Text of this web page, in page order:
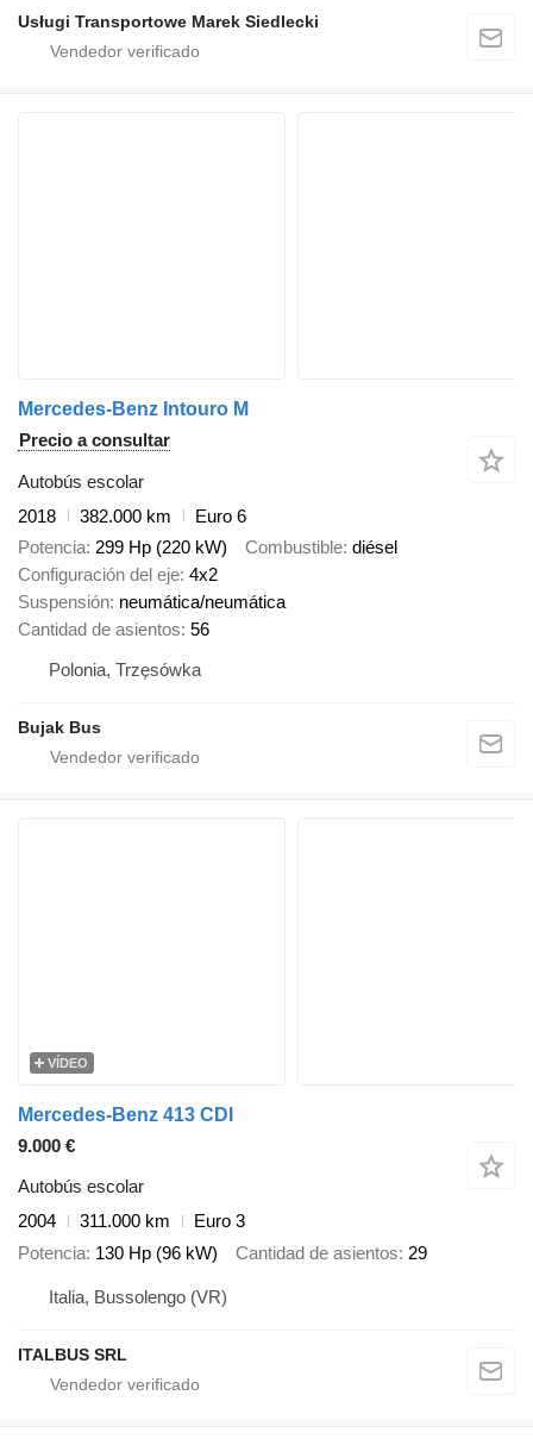
Usługi Transportowe Marek Siedlecki
Mercedes-Benz Intouro M
Precio a consultar
Autobús escolar
2018
382.000 km
Euro 6
Potencia 299 Hp (220 kW) Combustible diésel
Configuración del eje 4x2
Suspensión neumática/neumática
Cantidad de asientos 56
Polonia, Trzęsówka
Bujak Bus
VÍDEO
Mercedes-Benz 413 CDI
9.000 €
Autobús escolar
2004
311.000 km
Euro 3
Potencia 130 Hp (96 kW) Cantidad de asientos 29
Italia, Bussolengo (VR)
ITALBUS SRL